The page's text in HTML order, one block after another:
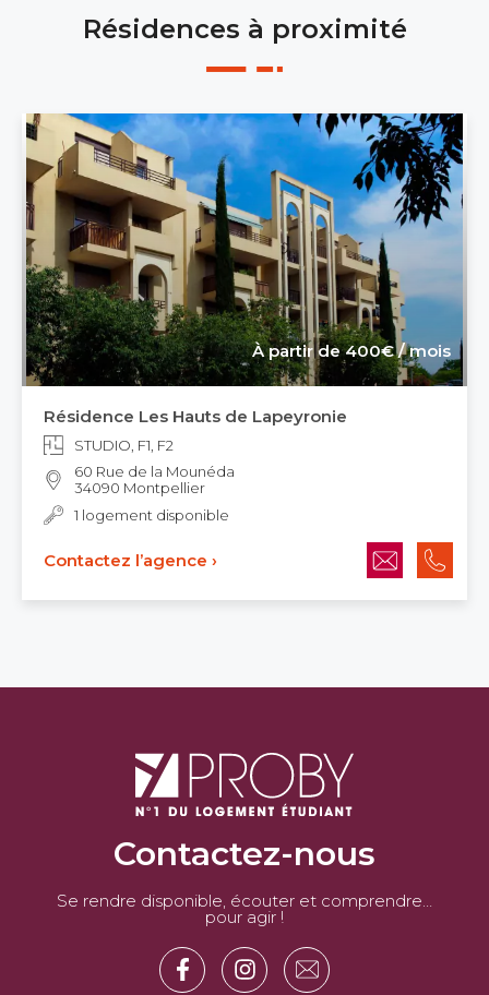
Résidences à proximité
À partir de 400€ / mois
Résidence Les Hauts de Lapeyronie
STUDIO, F1, F2
60 Rue de la Mounéda
34090 Montpellier
1 logement disponible
Contactez l’agence ›
Contactez-nous
Se rendre disponible, écouter et comprendre…
pour agir !